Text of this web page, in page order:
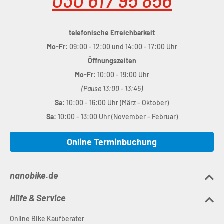
telefonische Erreichbarkeit
Mo-Fr: 09:00 - 12:00 und 14:00 - 17:00 Uhr
Öffnungszeiten
Mo-Fr: 10:00 - 19:00 Uhr
(Pause 13:00 - 13:45)
Sa: 10:00 - 16:00 Uhr (März - Oktober)
Sa: 10:00 - 13:00 Uhr (November - Februar)
Online Terminbuchung
nanobike.de
Hilfe & Service
Online Bike Kaufberater